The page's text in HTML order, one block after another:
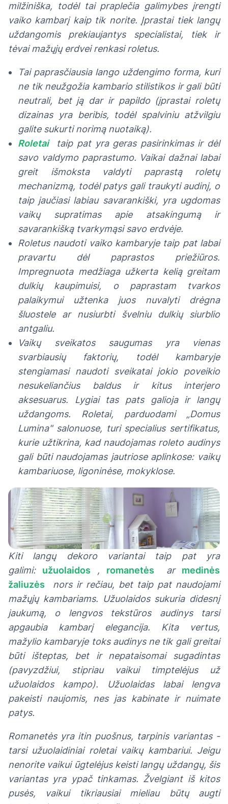
milžiniška, todėl tai praplečia galimybes įrengti
vaiko kambarį kaip tik norite. Įprastai tiek langų
uždangomis prekiaujantys specialistai, tiek ir
tėvai mažųjų erdvei renkasi roletus.
Tai paprasčiausia lango uždengimo forma, kuri
ne tik neužgožia kambario stilistikos ir gali būti
neutrali, bet ją dar ir papildo (įprastai roletų
dizainas yra beribis, todėl spalviniu atžvilgiu
galite sukurti norimą nuotaiką).
Roletaitaip pat yra geras pasirinkimas ir dėl
savo valdymo paprastumo. Vaikai dažnai labai
greit išmoksta valdyti paprastą roletų
mechanizmą, todėl patys gali traukyti audinį, o
taip jaučiasi labiau savarankiški, yra ugdomas
vaikų supratimas apie atsakingumą ir
savarankišką tvarkymąsi savo erdvėje.
Roletus naudoti vaiko kambaryje taip pat labai
pravartu dėl paprastos priežiūros.
Impregnuota medžiaga užkerta kelią greitam
dulkių kaupimuisi, o paprastam tvarkos
palaikymui užtenka juos nuvalyti drėgna
šluostele ar nusiurbti švelniu dulkių siurblio
antgaliu.
Vaikų sveikatos saugumas yra vienas
svarbiausių faktorių, todėl kambaryje
stengiamasi naudoti sveikatai jokio poveikio
nesukeliančius baldus ir kitus interjero
aksesuarus. Lygiai tas pats galioja ir langų
uždangoms. Roletai, parduodami „Domus
Lumina" salonuose, turi specialius sertifikatus,
kurie užtikrina, kad naudojamas roleto audinys
gali būti naudojamas jautriose aplinkose: vaikų
kambariuose, ligoninėse, mokyklose.
Kiti langų dekoro variantai taip pat yra
galimi: užuolaidos , romanetės ar medinės
žaliuzės
nors ir rečiau, bet taip pat naudojami
mažųjų kambariams. Užuolaidos sukuria didesnį
jaukumą, o lengvos tekstūros audinys tarsi
apgaubia kambarį elegancija. Kita vertus,
mažylio kambaryje toks audinys ne tik gali greitai
būti išteptas, bet ir nepataisomai sugadintas
(pavyzdžiui, stipriau vaikui timptelėjus už
užuolaidos kampo). Užuolaidas labai lengva
pakeisti naujomis, nes jas kabinate ir nuimate
patys.
Romanetės yra itin puošnus, tarpinis variantas -
tarsi užuolaidiniai roletai vaikų kambariui. Jeigu
nenorite vaikui ūgtelėjus keisti langų uždangų, šis
variantas yra ypač tinkamas. Žvelgiant iš kitos
pusės, vaikui tikriausiai mieliau būtų augti